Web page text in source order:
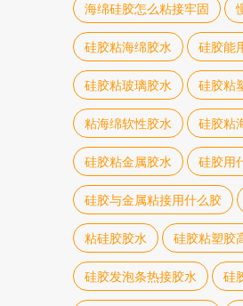
海绵硅胶怎么粘接牢固
硅胶粘海绵胶水 硅胶能
硅胶粘玻璃胶水 硅胶粘
粘海绵软性胶水 硅胶粘
硅胶粘金属胶水 硅胶用
硅胶与金属粘接用什么胶
粘硅胶胶水 硅胶粘塑胶
硅胶发泡条热接胶水 硅